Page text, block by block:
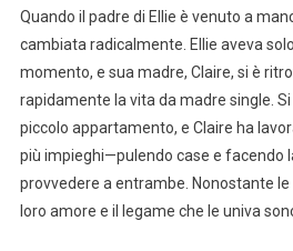
Quando il padre di Ellie è venuto a
cambiata radicalmente. Ellie aveva
momento, e sua madre, Claire, si è
rapidamente la vita da madre single.
piccolo appartamento, e Claire ha
più impieghi—pulendo case e facendo
provvedere a entrambe. Nonostante le
loro amore e il legame che le univa